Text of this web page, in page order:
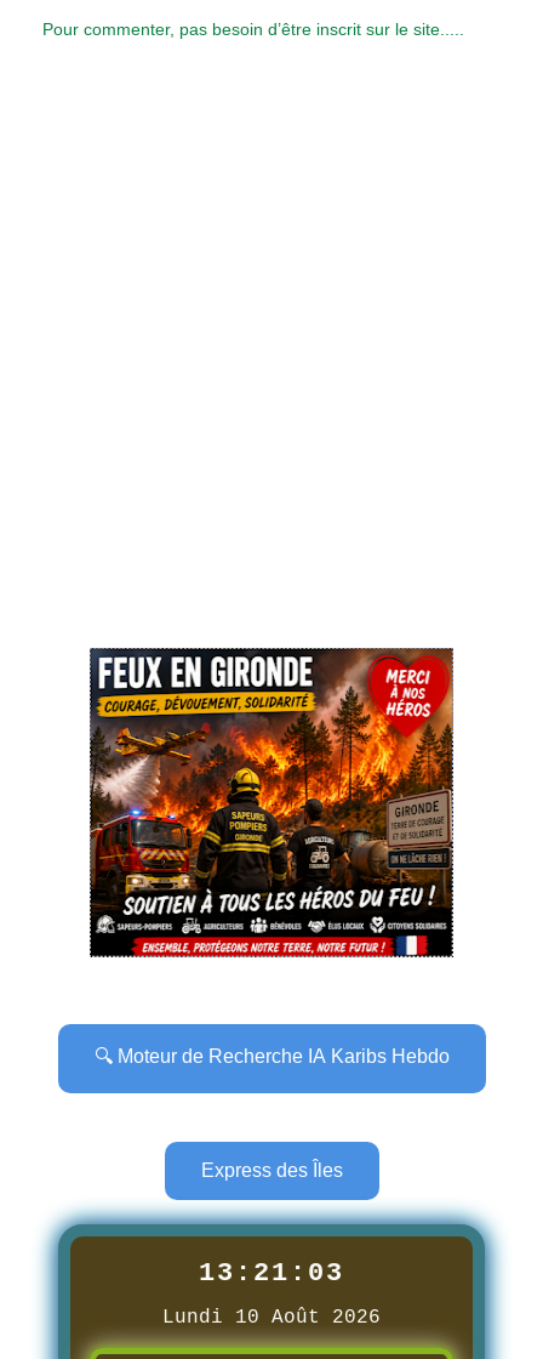
Pour commenter, pas besoin d’être inscrit sur le site.....
🔍 Moteur de Recherche IA Karibs Hebdo
Express des Îles
13:21:04
Lundi 10 Août 2026